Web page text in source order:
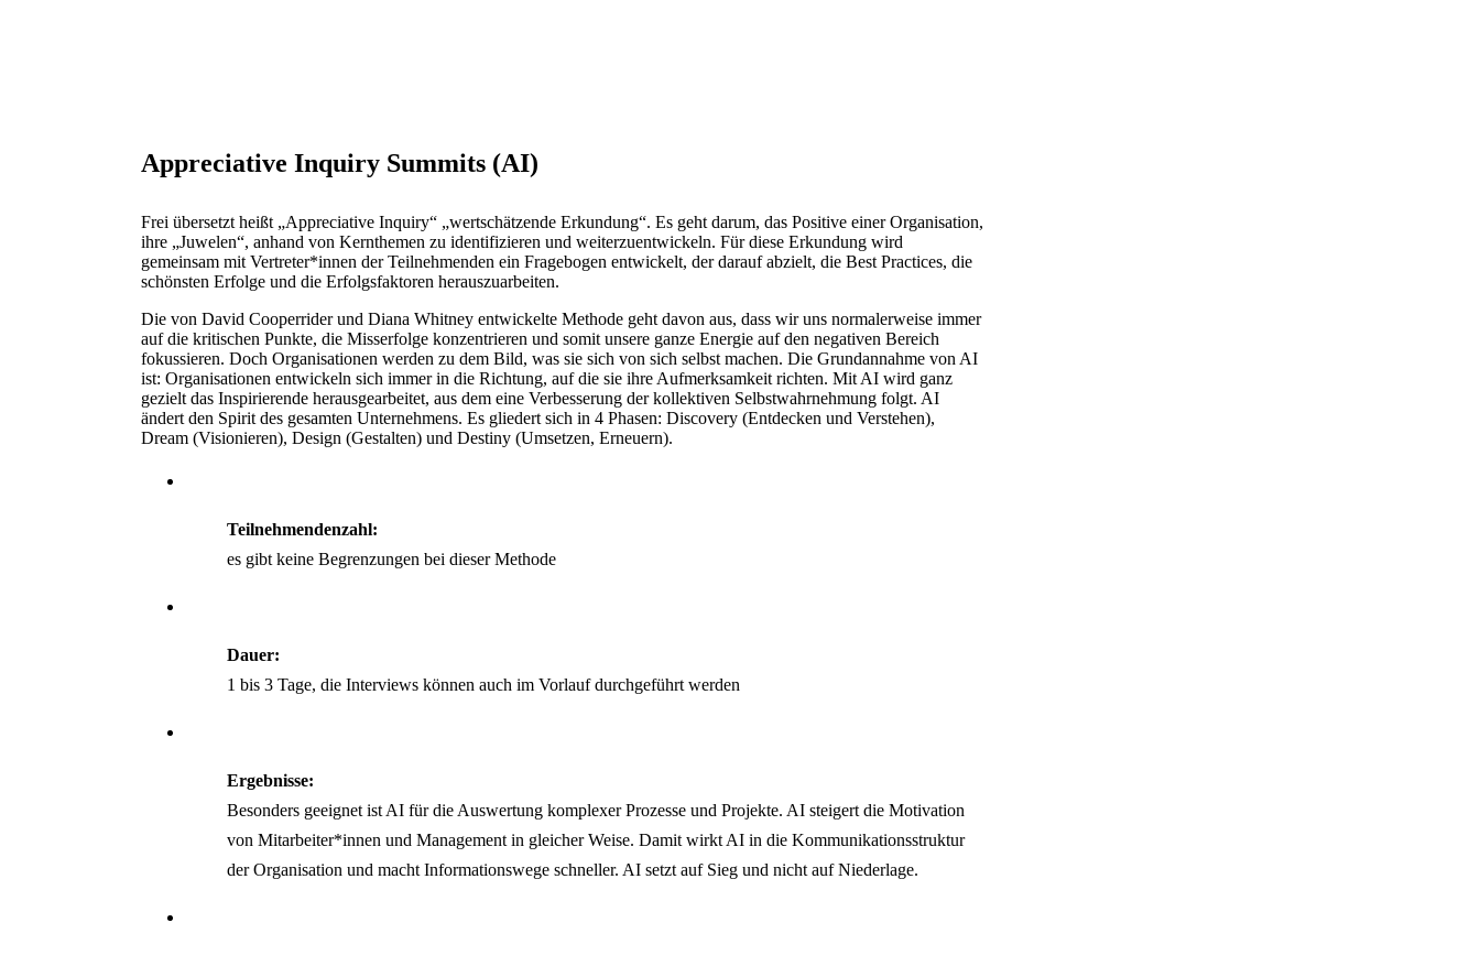
Appreciative Inquiry Summits (AI)
Frei übersetzt heißt „Appreciative Inquiry“ „wertschätzende Erkundung“. Es geht darum, das Positive einer Organisation,
ihre „Juwelen“, anhand von Kernthemen zu identifizieren und weiterzuentwickeln. Für diese Erkundung wird
gemeinsam mit Vertreter*innen der Teilnehmenden ein Fragebogen entwickelt, der darauf abzielt, die Best Practices, die
schönsten Erfolge und die Erfolgsfaktoren herauszuarbeiten.
Die von David Cooperrider und Diana Whitney entwickelte Methode geht davon aus, dass wir uns normalerweise immer
auf die kritischen Punkte, die Misserfolge konzentrieren und somit unsere ganze Energie auf den negativen Bereich
fokussieren. Doch Organisationen werden zu dem Bild, was sie sich von sich selbst machen. Die Grundannahme von AI
ist: Organisationen entwickeln sich immer in die Richtung, auf die sie ihre Aufmerksamkeit richten. Mit AI wird ganz
gezielt das Inspirierende herausgearbeitet, aus dem eine Verbesserung der kollektiven Selbstwahrnehmung folgt. AI
ändert den Spirit des gesamten Unternehmens. Es gliedert sich in 4 Phasen: Discovery (Entdecken und Verstehen),
Dream (Visionieren), Design (Gestalten) und Destiny (Umsetzen, Erneuern).
Teilnehmendenzahl:
es gibt keine Begrenzungen bei dieser Methode
Dauer:
1 bis 3 Tage, die Interviews können auch im Vorlauf durchgeführt werden
Ergebnisse:
Besonders geeignet ist AI für die Auswertung komplexer Prozesse und Projekte. AI steigert die Motivation
von Mitarbeiter*innen und Management in gleicher Weise. Damit wirkt AI in die Kommunikationsstruktur
der Organisation und macht Informationswege schneller. AI setzt auf Sieg und nicht auf Niederlage.